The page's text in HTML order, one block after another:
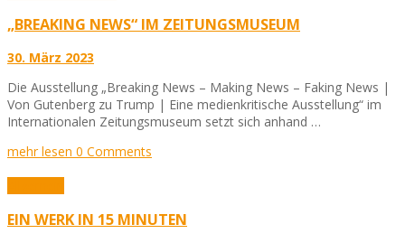
„BREAKING NEWS“ IM ZEITUNGSMUSEUM
30. März 2023
Die Ausstellung „Breaking News – Making News – Faking News |
Von Gutenberg zu Trump | Eine medienkritische Ausstellung“ im
Internationalen Zeitungsmuseum setzt sich anhand …
mehr lesen 0 Comments
EIN WERK IN 15 MINUTEN